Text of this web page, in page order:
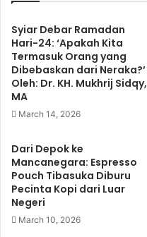
Syiar Debar Ramadan
Hari-24: ‘Apakah Kita
Termasuk Orang yang
Dibebaskan dari Neraka?’
Oleh: Dr. KH. Mukhrij Sidqy,
MA
March 14, 2026
Dari Depok ke
Mancanegara: Espresso
Pouch Tibasuka Diburu
Pecinta Kopi dari Luar
Negeri
March 10, 2026